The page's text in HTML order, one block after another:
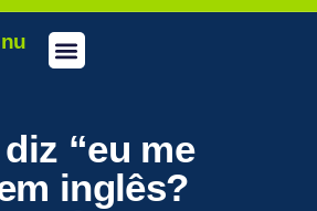
“eu me
inglês?